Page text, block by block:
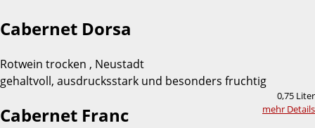
Cabernet Dorsa
Rotwein trocken , Neustadt
gehaltvoll, ausdrucksstark und besonders fruchtig
0,75 Liter
mehr Details
Cabernet Franc